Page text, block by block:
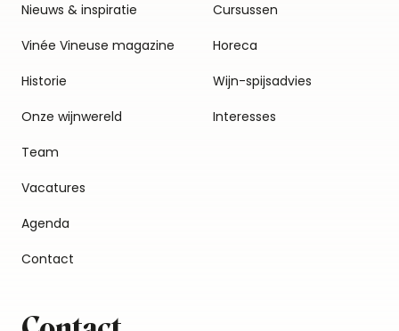
Nieuws & inspiratie
Vinée Vineuse magazine
Historie
Onze wijnwereld
Team
Vacatures
Agenda
Contact
Cursussen
Horeca
Wijn-spijsadvies
Interesses